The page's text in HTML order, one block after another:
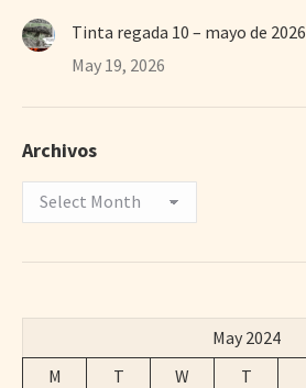
Tinta regada 10 – mayo de 2026
May 19, 2026
Archivos
Archivos
May 2024
M
T W T